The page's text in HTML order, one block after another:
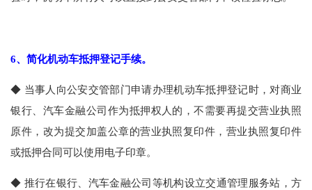
6、简化机动车抵押登记手续。
◆ 当事人向公安交管部门申请办理机动车抵押登记时，对商业
银行、汽车金融公司作为抵押权人的，不需要再提交营业执照
原件，改为提交加盖公章的营业执照复印件，营业执照复印件
或抵押合同可以使用电子印章。
◆ 推行在银行、汽车金融公司等机构设立交通管理服务站，方